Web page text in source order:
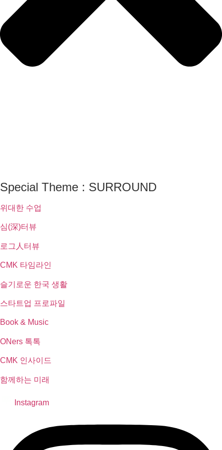
Special Theme : SURROUND
위대한 수업
심(深)터뷰
로그人터뷰
CMK 타임라인
슬기로운 한국 생활
스타트업 프로파일
Book & Music
ONers 톡톡
CMK 인사이드
함께하는 미래
Instagram